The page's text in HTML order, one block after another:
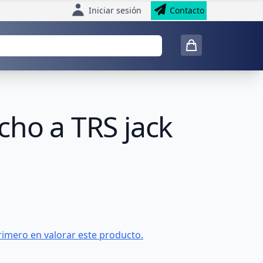
Iniciar sesión Contacto
a TRS jack
en valorar este producto.